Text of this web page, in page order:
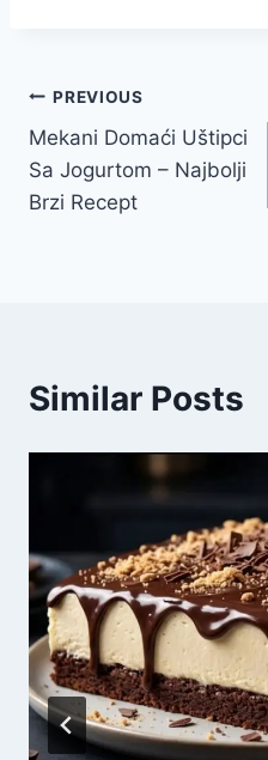
Post
navigation
PREVIOUS
Mekani Domaći Uštipci
Sa Jogurtom – Najbolji
Brzi Recept
Similar Posts